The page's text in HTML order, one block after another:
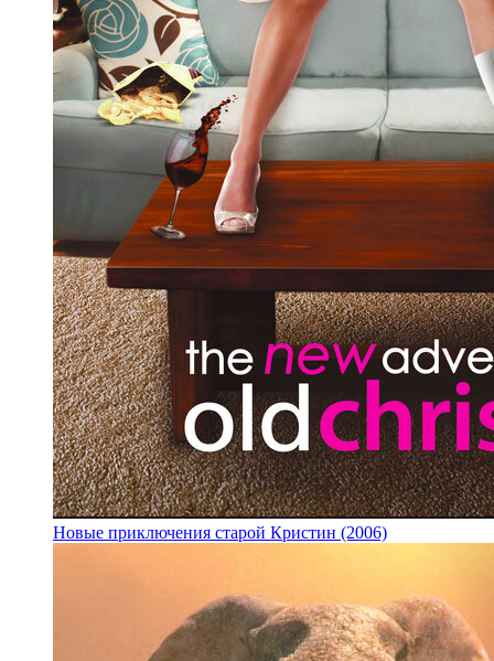
Новые приключения старой Кристин (2006)